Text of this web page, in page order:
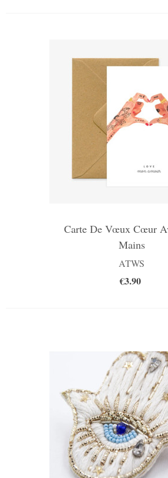
Carte De Vœux Cœur
Mains
ATWS
€3.90